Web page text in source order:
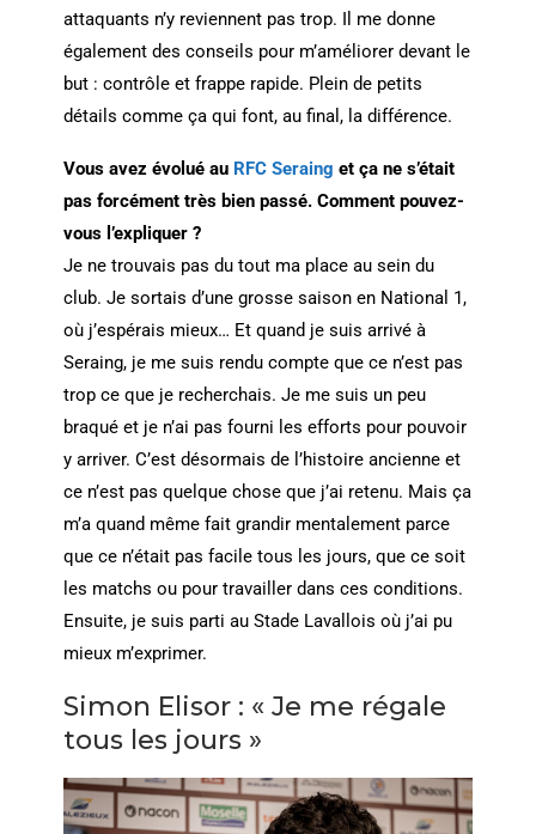
attaquants n’y reviennent pas trop. Il me donne
également des conseils pour m’améliorer devant le
but : contrôle et frappe rapide. Plein de petits
détails comme ça qui font, au final, la différence.
Vous avez évolué au RFC Seraing et ça ne s’était
pas forcément très bien passé. Comment pouvez-
vous l’expliquer ?
Je ne trouvais pas du tout ma place au sein du
club. Je sortais d’une grosse saison en National 1,
où j’espérais mieux… Et quand je suis arrivé à
Seraing, je me suis rendu compte que ce n’est pas
trop ce que je recherchais. Je me suis un peu
braqué et je n’ai pas fourni les efforts pour pouvoir
y arriver. C’est désormais de l’histoire ancienne et
ce n’est pas quelque chose que j’ai retenu. Mais ça
m’a quand même fait grandir mentalement parce
que ce n’était pas facile tous les jours, que ce soit
les matchs ou pour travailler dans ces conditions.
Ensuite, je suis parti au Stade Lavallois où j’ai pu
mieux m’exprimer.
Simon Elisor : « Je me régale
tous les jours »